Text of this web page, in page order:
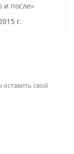
и после»
г.
свой